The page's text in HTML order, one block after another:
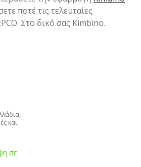
ποτέ τις τελευταίες
Στο δικό σας Kimbino.
και
σε